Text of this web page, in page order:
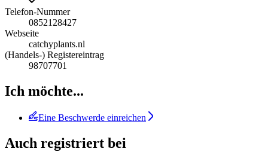
Telefon-Nummer
0852128427
Webseite
catchyplants.nl
(Handels-) Registereintrag
98707701
Ich möchte...
Eine Beschwerde einreichen
Auch registriert bei